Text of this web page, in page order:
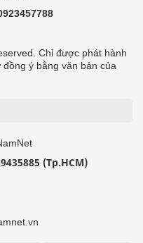
Chỉ được phát hành
ý bằng văn bản của
(Tp.HCM)